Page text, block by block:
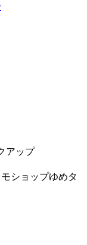
アップ
ショップゆめタ